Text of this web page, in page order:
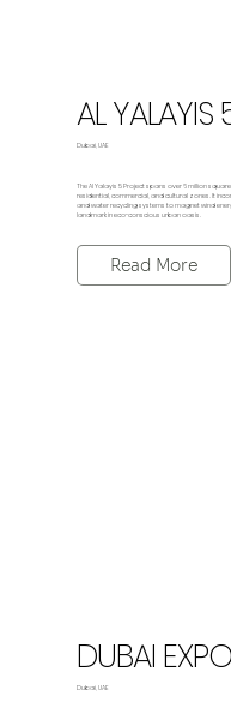
AL YALAYIS
Dubai, UAE
The Al Yalayis 5 Project spans over 6 million
residential, commercial, and cultural zones. It
and water recycling systems to magnet wind
landmark in eco-conscious urban oasis.
Read More
DUBAI
Dubai, UAE